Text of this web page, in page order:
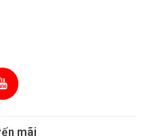
mãi